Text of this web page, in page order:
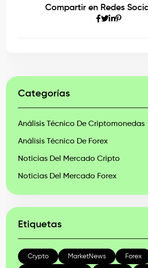
Compartir en Redes
Categorías
Análisis Técnico De Criptomonedas
Análisis Técnico De Forex
Noticias Del Mercado Cripto
Noticias Del Mercado Forex
Etiquetas
Crypto MarketNews Forex